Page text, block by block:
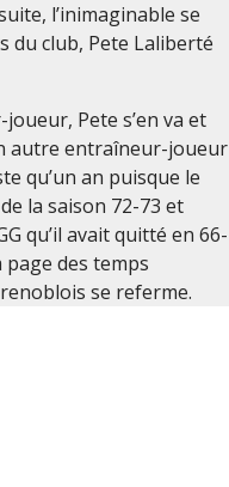
l’inimaginable se
du club, Pete Laliberté
Pete s’en va et
autre entraîneur-joueur
qu’un an puisque le
la saison 72-73 et
qu’il avait quitté en 66-
des temps
se referme.